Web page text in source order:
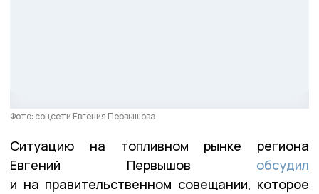
Фото: соцсети Евгения Первышова
Ситуацию на топливном рынке региона
Евгений Первышов обсудил
и на правительственном совещании, которое